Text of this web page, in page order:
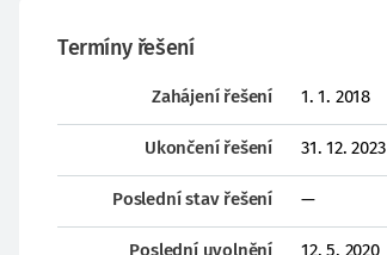
Termíny řešení
Zahájení řešení 1. 1. 2018
Ukončení řešení 31. 12. 2023
Poslední stav řešení —
Poslední uvolnění
12. 5. 2020